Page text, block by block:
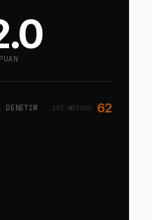
DENETIM · 1ST MOTORU 62